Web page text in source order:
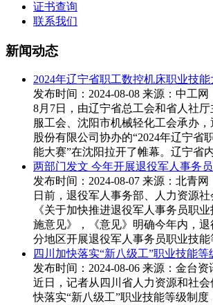
证书查询
联系我们
新闻动态
2024年辽宁省职工数控机床职业技
发布时间：2024-08-08 来源：中工网
8月7日，由辽宁省总工会和省人社
服工会、沈阳市机械轻化工会承办
股份有限公司协办的“2024年辽宁省
能大赛”在沈阳拉开了帷幕。辽宁省内
两部门发文 今年开展退役军人事务
发布时间：2024-08-07 来源：北青网
日前，退役军人事务部、人力资源
《关于加快推进退役军人事务员职
施意见》，《意见》明确今年内，
分地区开展退役军人事务员职业技能
四川加快落实“新八级工”职业技能等
发布时间：2024-08-06 来源：金台资
近日，记者从四川省人力资源和社
快落实“新八级工”职业技能等级制